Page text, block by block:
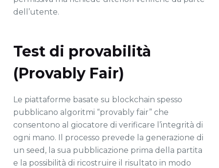
dell’utente.
Test di provabilità
(Provably Fair)
Le piattaforme basate su blockchain spesso
pubblicano algoritmi “provably fair” che
consentono al giocatore di verificare l’integrità di
ogni mano. Il processo prevede la generazione di
un seed, la sua pubblicazione prima della partita
e la possibilità di ricostruire il risultato in modo